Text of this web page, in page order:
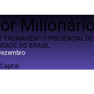
TREINAMENTO PRESENCIAL
DO BRASIL